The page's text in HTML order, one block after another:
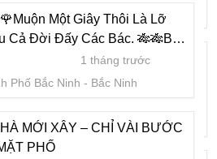
Thành Phố Bắc Ninh
Bắc Ninh
lô đất nhìn VƯỜN HOA-P.Kinh
TP Bắc Ninh..cực đẹp ...
6
1 tháng trước
Phố Bắc Ninh
Bắc Ninh
Một Giây Thôi Là Lỡ
Cả Đời Đấy Các Bác. 🎋🎋Bán
Cư Bò Sơn Sau Nhà Hàng
1 tháng trước
Phố Bắc Ninh
Bắc Ninh
MỚI XÂY – CHỈ VÀI BƯỚC
PHỐ